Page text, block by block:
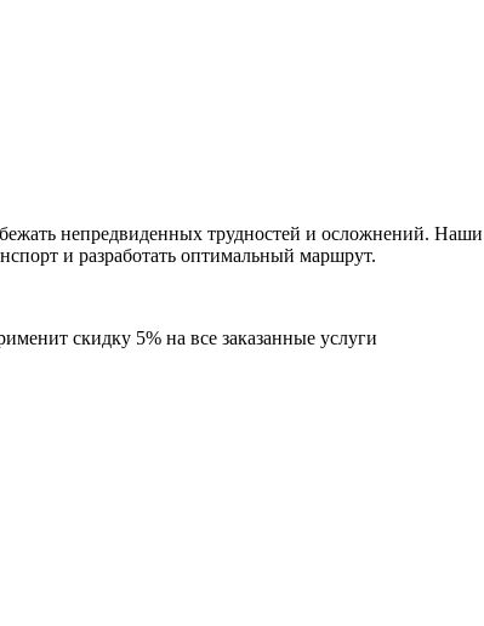
непредвиденных трудностей и осложнений.
и разработать оптимальный маршрут.
скидку 5% на все заказанные услуги